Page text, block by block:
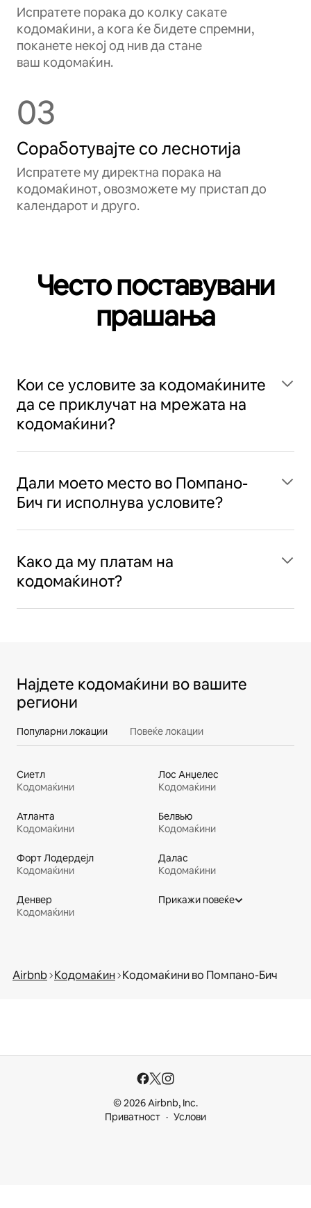
Испратете порака до колку сакате
кодомаќини, а кога ќе бидете спремни,
поканете некој од нив да стане
ваш кодомаќин.
03
Соработувајте со леснотија
Испратете му директна порака на
кодомаќинот, овозможете му пристап до
календарот и друго.
Често поставувани
прашања
Кои се условите за кодомаќините
да се приклучат на мрежата на
кодомаќини?
Дали моето место во Помпано-
Бич ги исполнува условите?
Како да му платам на
кодомаќинот?
Најдете кодомаќини во вашите
региони
Популарни локации Повеќе локации
Сиетл
Кодомаќини
Лос Анџелес
Кодомаќини
Атланта
Кодомаќини
Белвью
Кодомаќини
Форт Лодердејл
Кодомаќини
Далас
Кодомаќини
Денвер
Кодомаќини
Прикажи повеќе
Airbnb Кодомаќин Кодомаќини во Помпано-Бич
© 2026 Airbnb, Inc.
Приватност
Услови